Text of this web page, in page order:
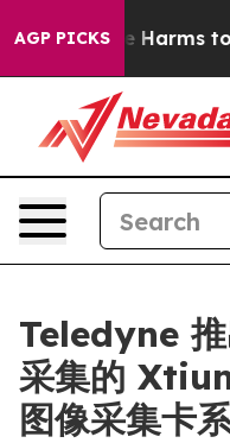
AGP PICKS
to Abate Harms to
Teledyne
采集的
图像采集卡